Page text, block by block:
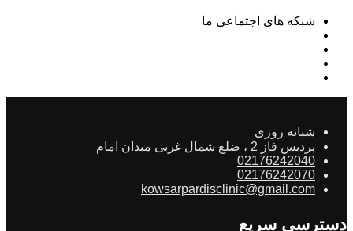
شبکه های اجتماعی ما
شبانه روزی
پردیس فاز 2 ، ضلع شمال غربی میدان امام
02176242040
02176242070
kowsarpardisclinic@gmail.com
دسترسی سریع